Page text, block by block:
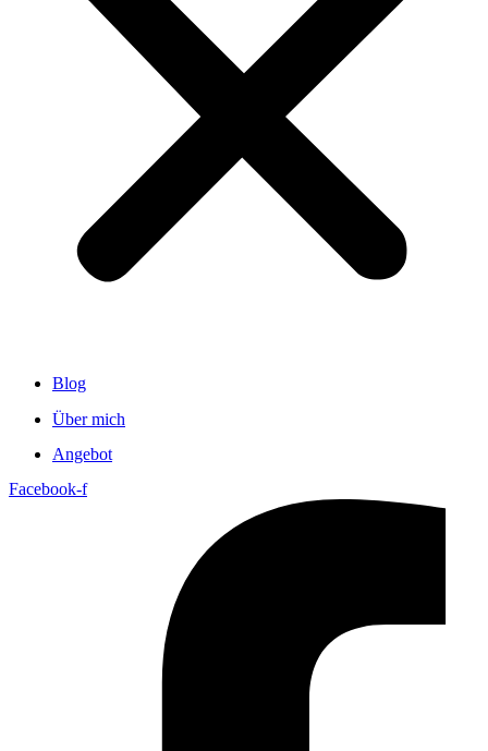
Blog
Über mich
Angebot
Facebook-f